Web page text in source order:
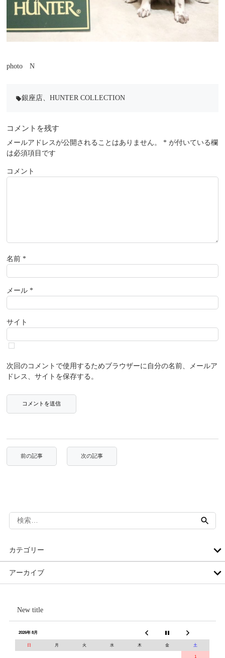
photo N
local_offer銀座店、HUNTER COLLECTION
コメントを残す
メールアドレスが公開されることはありません。 * が付いている欄
は必須項目です
コメント
名前*
メール*
サイト
次回のコメントで使用するためブラウザーに自分の名前、メールア
ドレス、サイトを保存する。
検
カテゴリー
アーカイブ
New title
2026年 8月
日 月 火 水 木 金 土
1